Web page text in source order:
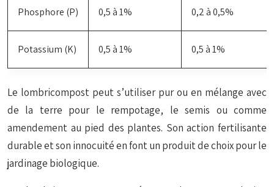
Phosphore (P) 0,5 à 1% 0,2 à 0,5%
Potassium (K) 0,5 à 1% 0,5 à 1%
Le lombricompost peut s’utiliser pur ou en mélange avec
de la terre pour le rempotage, le semis ou comme
amendement au pied des plantes. Son action fertilisante
durable et son innocuité en font un produit de choix pour le
jardinage biologique.